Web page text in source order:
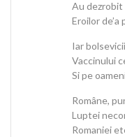
Au dezrobit
Eroilor de’a
Iar
Vaccinului
Si pe
Române,
Luptei
Romaniei